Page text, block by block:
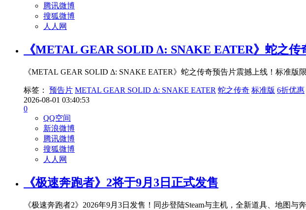
腾讯微博
搜狐微博
人人网
《METAL GEAR SOLID Δ: SNAKE EATER》蛇之
《METAL GEAR SOLID Δ: SNAKE EATER》蛇之传奇预告片震撼上线！标准版
标签： 预告片 METAL GEAR SOLID Δ: SNAKE EATER 蛇之传奇 标准版 6折优惠
2026-08-01 03:40:53
0
QQ空间
新浪微博
腾讯微博
搜狐微博
人人网
《极速奔跑者》2将于9月3日正式发售
《极速奔跑者2》2026年9月3日发售！同步登陆Steam与主机，全新道具、地图与